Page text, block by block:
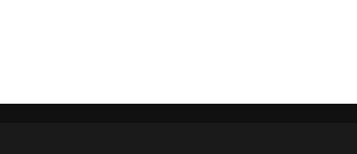
entradas